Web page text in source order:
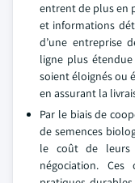
entrent de plus en
et informations
d’une entreprise
ligne plus étendue
soient éloignés ou
en assurant la
Par le biais de
de semences
le coût de leurs
négociation. Ces